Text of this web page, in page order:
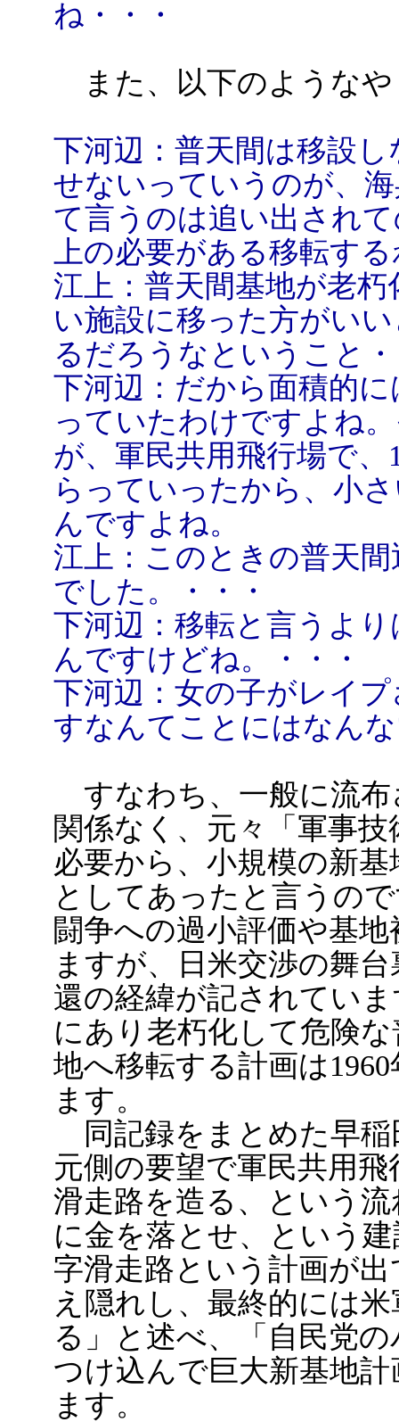
ね・・・
また、以下のような
下河辺：普天間は移設
せないっていうのが、
て言うのは追い出され
上の必要がある移転す
江上：普天間基地が老
い施設に移った方がい
るだろうなということ
下河辺：だから面積的
っていたわけですよね
が、軍民共用飛行場で
らっていったから、小
んですよね。
江上：このときの普天
でした。・・・
下河辺：移転と言うよ
んですけどね。・・・
下河辺：女の子がレイ
すなんてことにはなん
すなわち、一般に流布
関係なく、元々「軍事
必要から、小規模の新
としてあったと言うの
闘争への過小評価や基
ますが、日米交渉の舞
還の経緯が記されてい
にあり老朽化して危険
地へ移転する計画は
ます。
同記録をまとめた早稲
元側の要望で軍民共用
滑走路を造る、という
に金を落とせ、という
字滑走路という計画が
え隠れし、最終的には
る」と述べ、「自民党
つけ込んで巨大新基地
ます。